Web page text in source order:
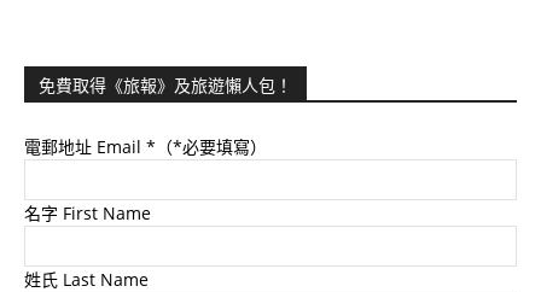
免費取得《旅報》及旅遊懶人包！
電郵地址 Email *（*必要填寫）
名字 First Name
姓氏 Last Name